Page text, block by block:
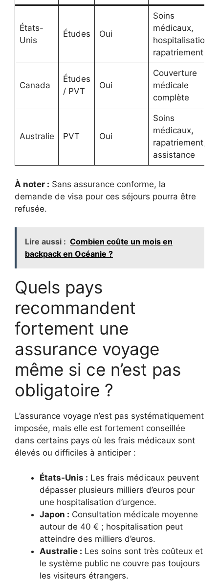
États-
Unis
Études Oui
Soins
médicaux,
hospitalisation,
rapatriement
Canada
Études
/ PVT
Oui
Couverture
médicale
complète
Australie PVT Oui
Soins
médicaux,
rapatriement,
assistance
À noter : Sans assurance conforme, la
demande de visa pour ces séjours pourra être
refusée.
Lire aussi : Combien coûte un mois en
backpack en Océanie ?
Quels pays
recommandent
fortement une
assurance voyage
même si ce n’est pas
obligatoire ?
L’assurance voyage n’est pas systématiquement
imposée, mais elle est fortement conseillée
dans certains pays où les frais médicaux sont
élevés ou difficiles à anticiper :
États-Unis : Les frais médicaux peuvent
dépasser plusieurs milliers d’euros pour
une hospitalisation d’urgence.
Japon : Consultation médicale moyenne
autour de 40 € ; hospitalisation peut
atteindre des milliers d’euros.
Australie : Les soins sont très coûteux et
le système public ne couvre pas toujours
les visiteurs étrangers.